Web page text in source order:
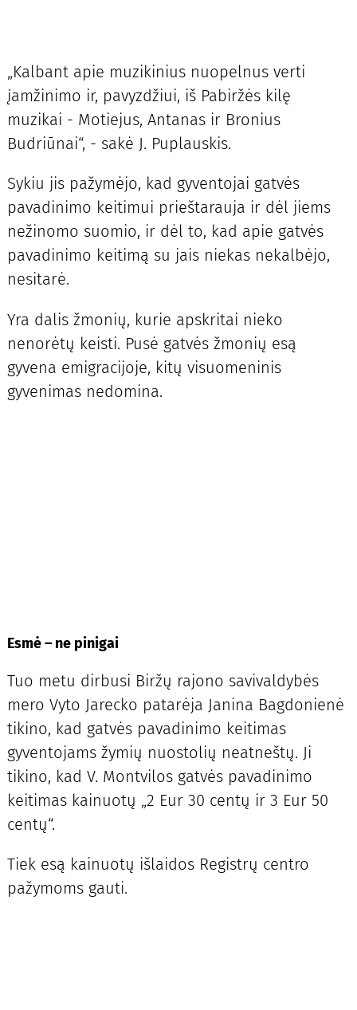
„Kalbant apie muzikinius nuopelnus verti
įamžinimo ir, pavyzdžiui, iš Pabiržės kilę
muzikai - Motiejus, Antanas ir Bronius
Budriūnai“, - sakė J. Puplauskis.
Sykiu jis pažymėjo, kad gyventojai gatvės
pavadinimo keitimui prieštarauja ir dėl jiems
nežinomo suomio, ir dėl to, kad apie gatvės
pavadinimo keitimą su jais niekas nekalbėjo,
nesitarė.
Yra dalis žmonių, kurie apskritai nieko
nenorėtų keisti. Pusė gatvės žmonių esą
gyvena emigracijoje, kitų visuomeninis
gyvenimas nedomina.
Esmė – ne pinigai
Tuo metu dirbusi Biržų rajono savivaldybės
mero Vyto Jarecko patarėja Janina Bagdonienė
tikino, kad gatvės pavadinimo keitimas
gyventojams žymių nuostolių neatneštų. Ji
tikino, kad V. Montvilos gatvės pavadinimo
keitimas kainuotų „2 Eur 30 centų ir 3 Eur 50
centų“.
Tiek esą kainuotų išlaidos Registrų centro
pažymoms gauti.